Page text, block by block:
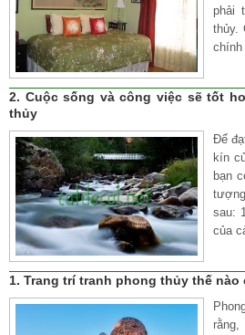
phải
thủy.
chính
2. Cuộc sống và công việc sẽ tốt
thủy
Để
kín
bạn
sau:
của
1. Trang trí tranh phong thủy thế